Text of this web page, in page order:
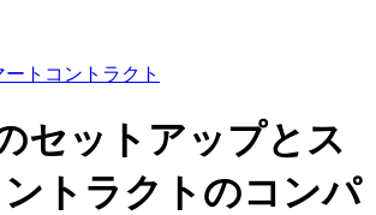
トコントラクト
セットアップとス
トラクトのコンパ